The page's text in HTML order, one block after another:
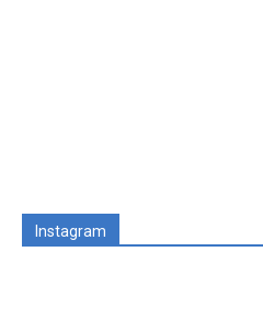
Instagram